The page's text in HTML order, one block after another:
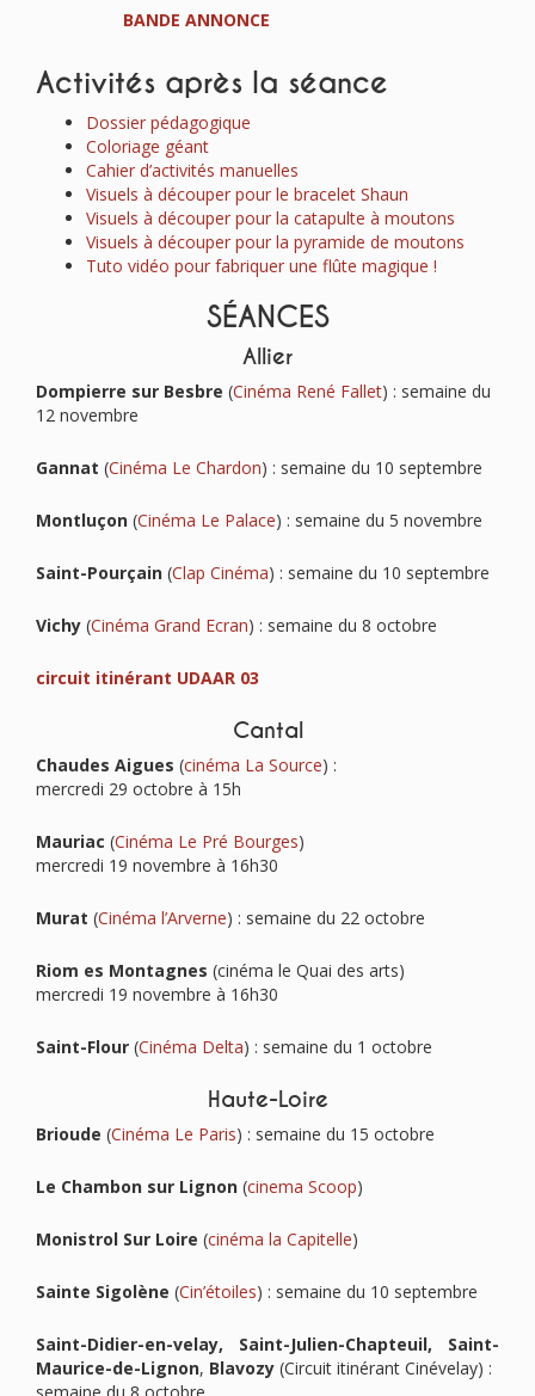
BANDE ANNONCE
Activités après la séance
Dossier pédagogique
Coloriage géant
Cahier d’activités manuelles
Visuels à découper pour le bracelet Shaun
Visuels à découper pour la catapulte à moutons
Visuels à découper pour la pyramide de moutons
Tuto vidéo pour fabriquer une flûte magique !
SÉANCES
Allier
Dompierre sur Besbre (Cinéma René Fallet) : semaine du
12 novembre
Gannat (Cinéma Le Chardon) : semaine du 10 septembre
Montluçon (Cinéma Le Palace) : semaine du 5 novembre
Saint-Pourçain (Clap Cinéma) : semaine du 10 septembre
Vichy (Cinéma Grand Ecran) : semaine du 8 octobre
circuit itinérant UDAAR 03
Cantal
Chaudes Aigues (cinéma La Source) :
mercredi 29 octobre à 15h
Mauriac (Cinéma Le Pré Bourges)
mercredi 19 novembre à 16h30
Murat (Cinéma l’Arverne) : semaine du 22 octobre
Riom es Montagnes (cinéma le Quai des arts)
mercredi 19 novembre à 16h30
Saint-Flour (Cinéma Delta) : semaine du 1 octobre
Haute-Loire
Brioude (Cinéma Le Paris) : semaine du 15 octobre
Le Chambon sur Lignon (cinema Scoop)
Monistrol Sur Loire (cinéma la Capitelle)
Sainte Sigolène (Cin’étoiles) : semaine du 10 septembre
Saint-Didier-en-velay, Saint-Julien-Chapteuil, Saint-
Maurice-de-Lignon, Blavozy (Circuit itinérant Cinévelay) :
semaine du 8 octobre